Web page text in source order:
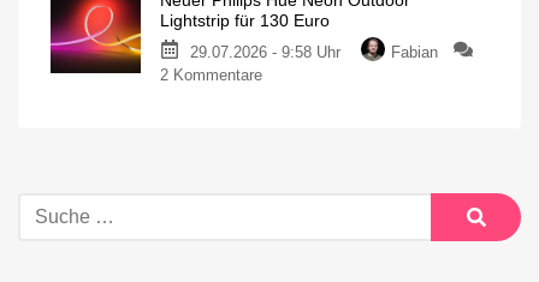
Lightstrip für 130 Euro
29.07.2026 - 9:58 Uhr
Fabian
2 Kommentare